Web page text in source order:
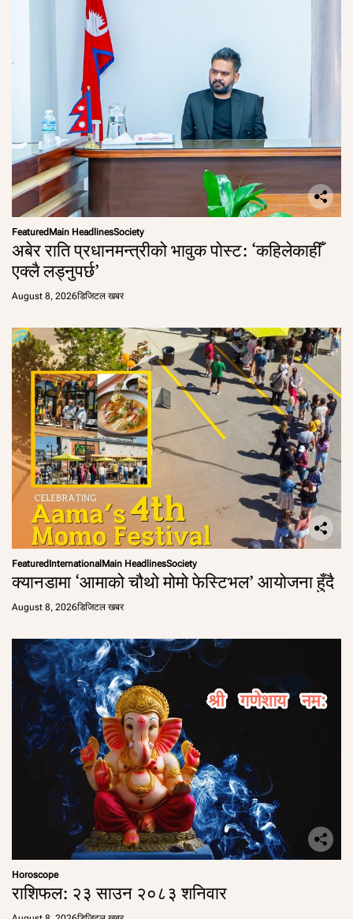
FeaturedMain HeadlinesSociety
अबेर राति प्रधानमन्त्रीको भावुक पोस्ट: ‘कहिलेकाहीँ
एक्लै लड्नुपर्छ’
August 8, 2026डिजिटल खबर
FeaturedInternationalMain HeadlinesSociety
क्यानडामा ‘आमाको चौथो मोमो फेस्टिभल’ आयोजना हुँदै
August 8, 2026डिजिटल खबर
Horoscope
राशिफल: २३ साउन २०८३ शनिवार